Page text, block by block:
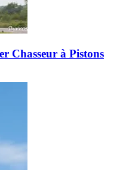
Chasseur à Pistons